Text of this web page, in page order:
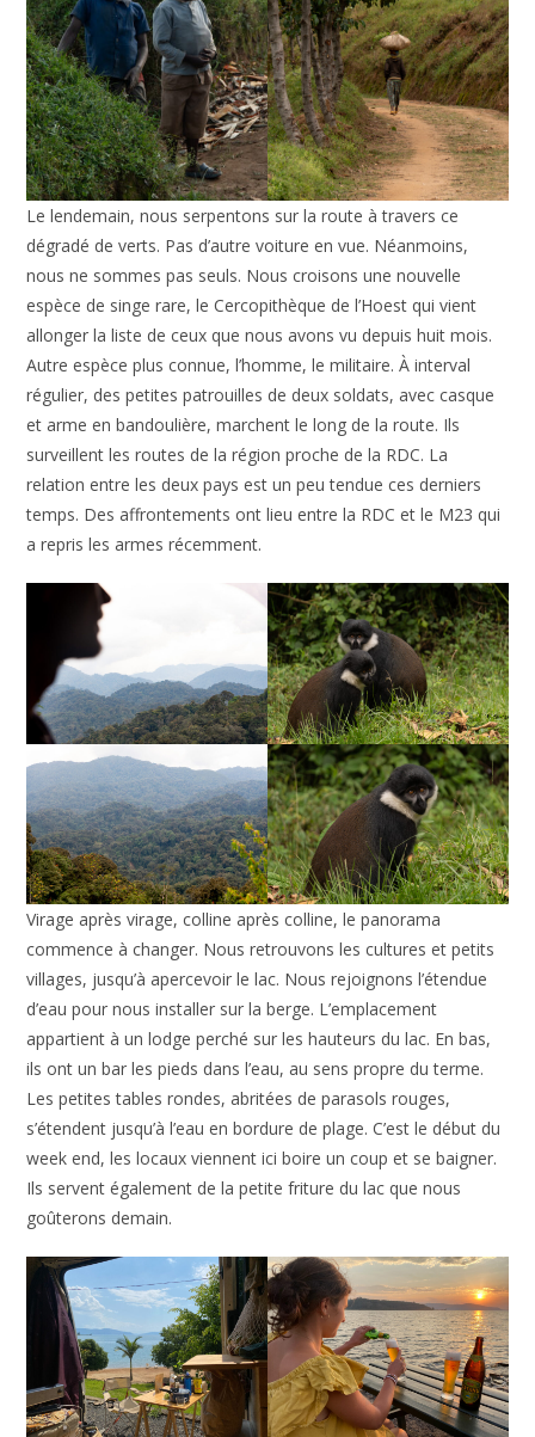
Le lendemain, nous serpentons sur la route à travers ce
dégradé de verts. Pas d’autre voiture en vue. Néanmoins,
nous ne sommes pas seuls. Nous croisons une nouvelle
espèce de singe rare, le Cercopithèque de l’Hoest qui vient
allonger la liste de ceux que nous avons vu depuis huit mois.
Autre espèce plus connue, l’homme, le militaire. À interval
régulier, des petites patrouilles de deux soldats, avec casque
et arme en bandoulière, marchent le long de la route. Ils
surveillent les routes de la région proche de la RDC. La
relation entre les deux pays est un peu tendue ces derniers
temps. Des affrontements ont lieu entre la RDC et le M23 qui
a repris les armes récemment.
Virage après virage, colline après colline, le panorama
commence à changer. Nous retrouvons les cultures et petits
villages, jusqu’à apercevoir le lac. Nous rejoignons l’étendue
d’eau pour nous installer sur la berge. L’emplacement
appartient à un lodge perché sur les hauteurs du lac. En bas,
ils ont un bar les pieds dans l’eau, au sens propre du terme.
Les petites tables rondes, abritées de parasols rouges,
s’étendent jusqu’à l’eau en bordure de plage. C’est le début du
week end, les locaux viennent ici boire un coup et se baigner.
Ils servent également de la petite friture du lac que nous
goûterons demain.